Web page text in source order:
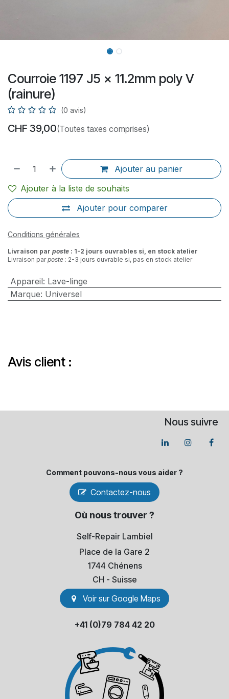
Courroie 1197 J5 x 11.2mm poly V
(rainure)
(0 avis)
CHF 39,00(Toutes taxes comprises)
Ajouter au panier
Ajouter pour comparer
Ajouter à la liste de souhaits
Conditions générales
Livraison par poste : 1-2 jours ouvrables si, en stock atelier
Livraison parposte : 2-3 jours ouvrable si, pas en stock atelier
Appareil: Lave-linge
Marque: Universel
Avis client :
Nous suivre
Comment pouvons-​nous vous aider ?
Contactez-nous
Où nous trouver ?
Self-Repair Lambiel
Place de la Gare 2
1744 Chénens
​CH - Suisse
Voir sur Go​​ogle Maps
+41 (0)79 784 42 20